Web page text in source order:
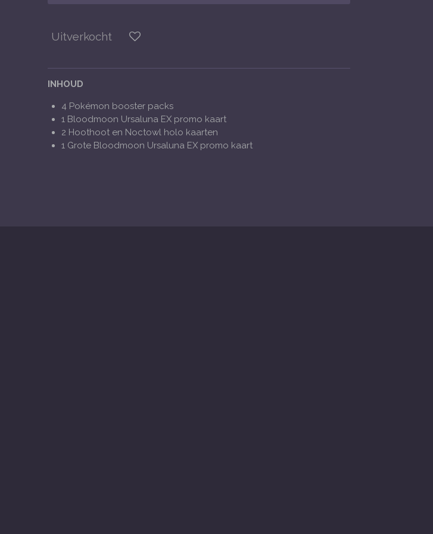
Uitverkocht
INHOUD
4 Pokémon booster packs
1 Bloodmoon Ursaluna EX promo kaart
2 Hoothoot en Noctowl holo kaarten
1 Grote Bloodmoon Ursaluna EX promo kaart